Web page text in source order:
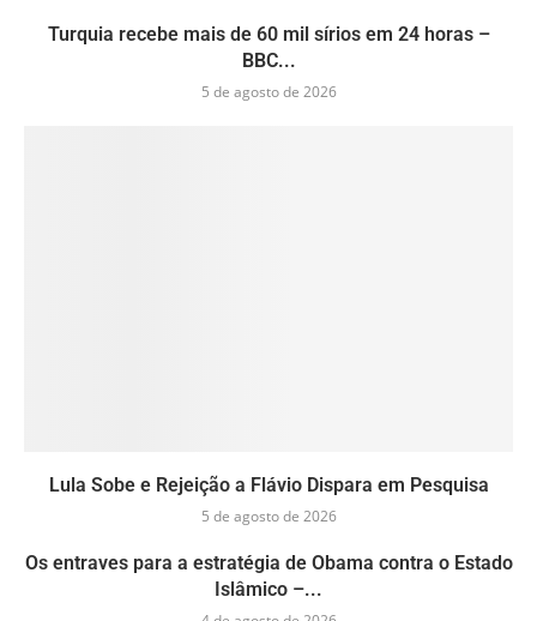
Turquia recebe mais de 60 mil sírios em 24 horas –
BBC...
5 de agosto de 2026
Lula Sobe e Rejeição a Flávio Dispara em Pesquisa
5 de agosto de 2026
Os entraves para a estratégia de Obama contra o Estado
Islâmico –...